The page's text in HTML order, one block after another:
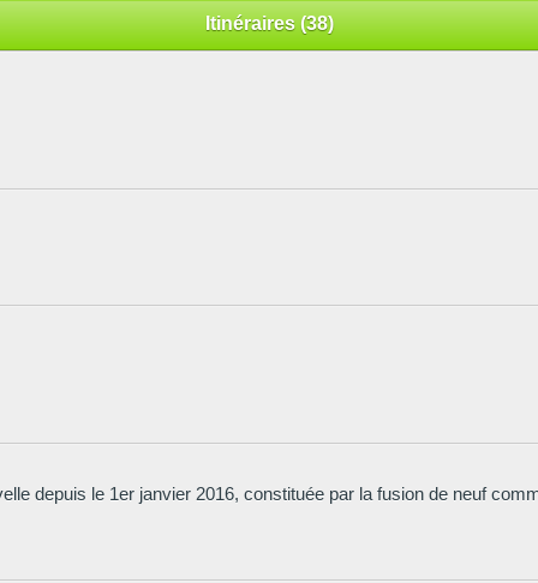
Itinéraires (38)